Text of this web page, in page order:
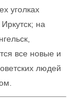
уголках
на
все новые и
людей